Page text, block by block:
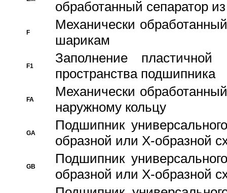
обработанный сепаратор
F
Механически
шарикам
F1
Заполнение
пространства подшипника
FA
Механически
наружному кольцу
GA
Подшипник
образной или Х-образной
GB
Подшипник
образной или Х-образной